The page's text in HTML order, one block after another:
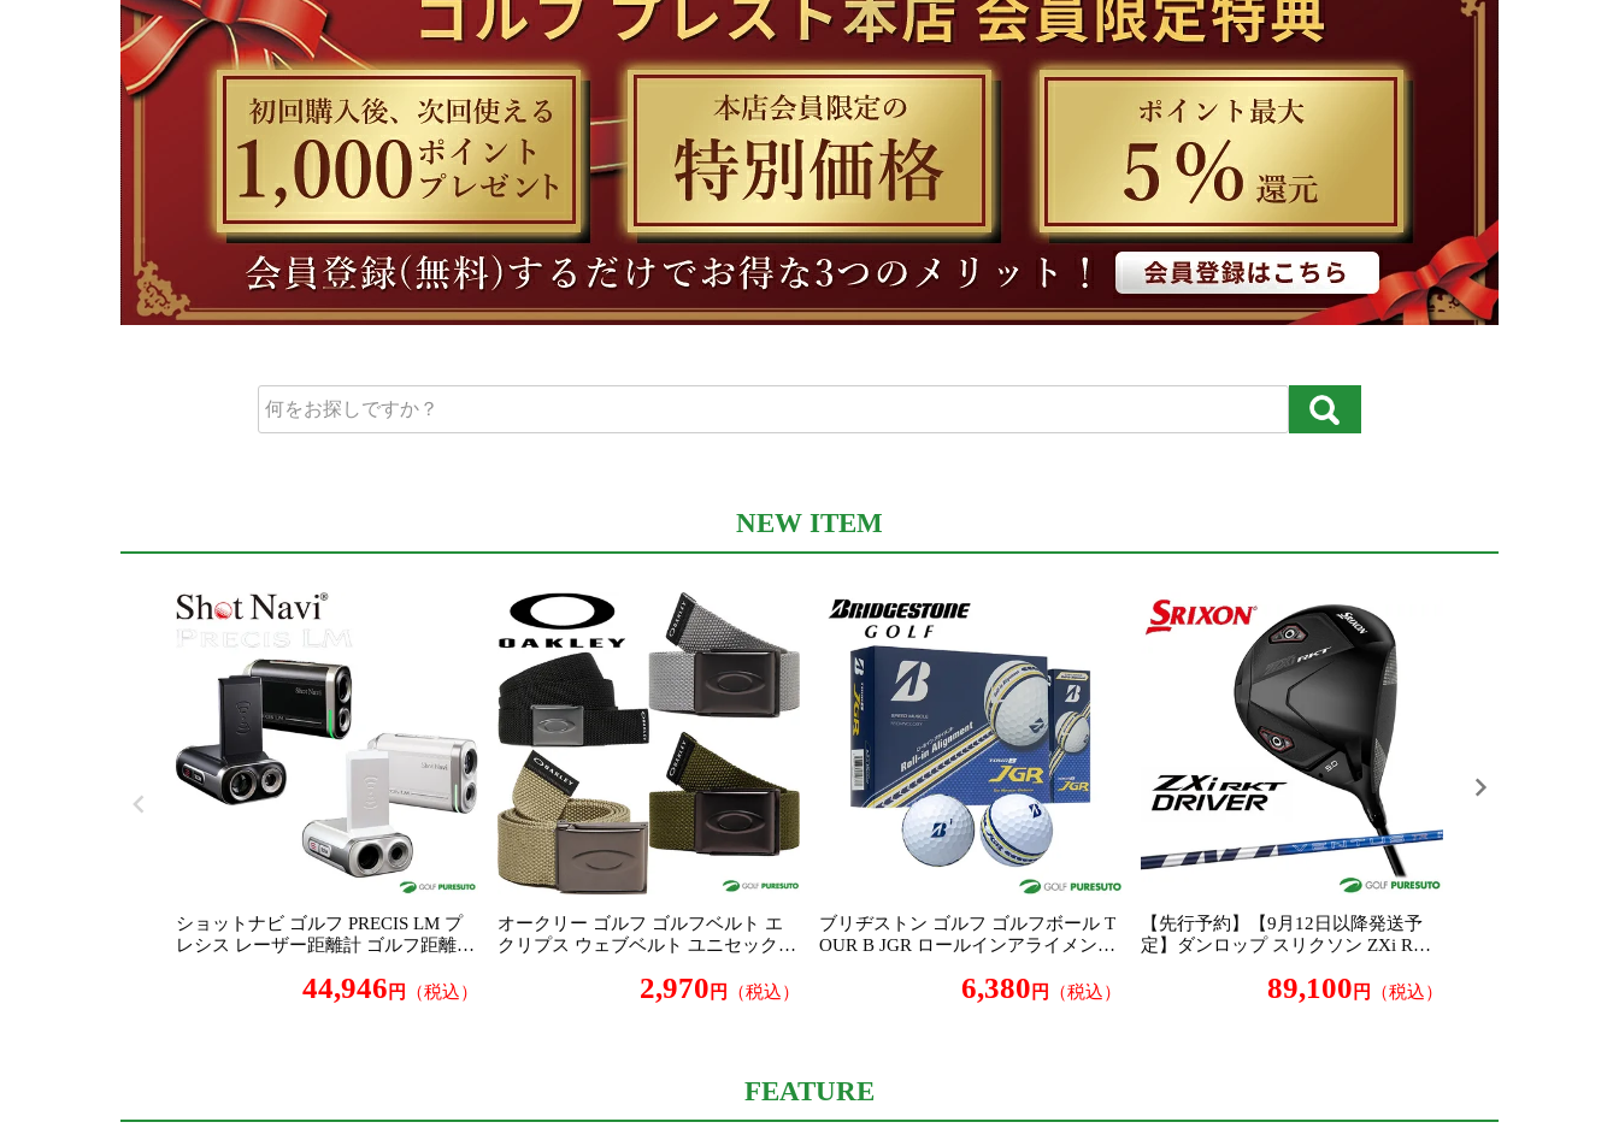
NEW ITEM
ショットナビ ゴルフ PRECIS LM プ
レシス レーザー距離計 ゴルフ距離計
デル Shot Navi 練習でも実践でも使え
44,946 （税込）
オークリー ゴルフ ゴルフベルト エ
クリプス ウェブベルト ユニセックス
ンズ レディース Oakley ELLIPSE WE
2,970 （税込）
ブリヂストン ゴルフ ゴルフボール T
OUR B JGR ロールインアライメント
モデル BRIDGESTONE GOLF
6,380 （税込）
【先行予約】【9月12日以降発送予
定】ダンロップ スリクソン ZXi RKT
ボンシャフト 2026年モデル DUNLOP
89,100 （税込）
FEATURE